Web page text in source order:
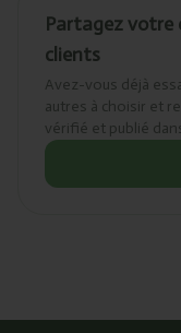
Partagez votre
clients
Avez-vous déjà
autres à choisir et
vérifié et publié